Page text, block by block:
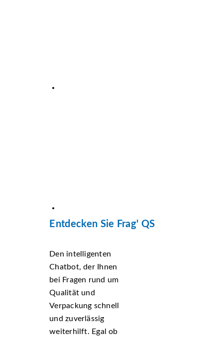
Entdecken Sie Frag' QS
Den intelligenten
Chatbot, der Ihnen
bei Fragen rund um
Qualität und
Verpackung schnell
und zuverlässig
weiterhilft. Egal ob